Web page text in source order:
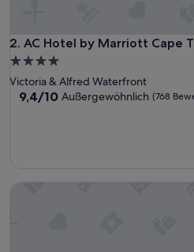
2. AC Hotel by Marriott Cape
AC Hotel by Marriott Cape
4.0-
Sterne-
Unterkunft
Victoria & Alfred Waterfront
9.4
9,4/10 Außergewöhnlich (768